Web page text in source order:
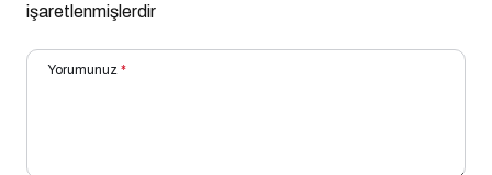
işaretlenmişlerdir
Yorumunuz *